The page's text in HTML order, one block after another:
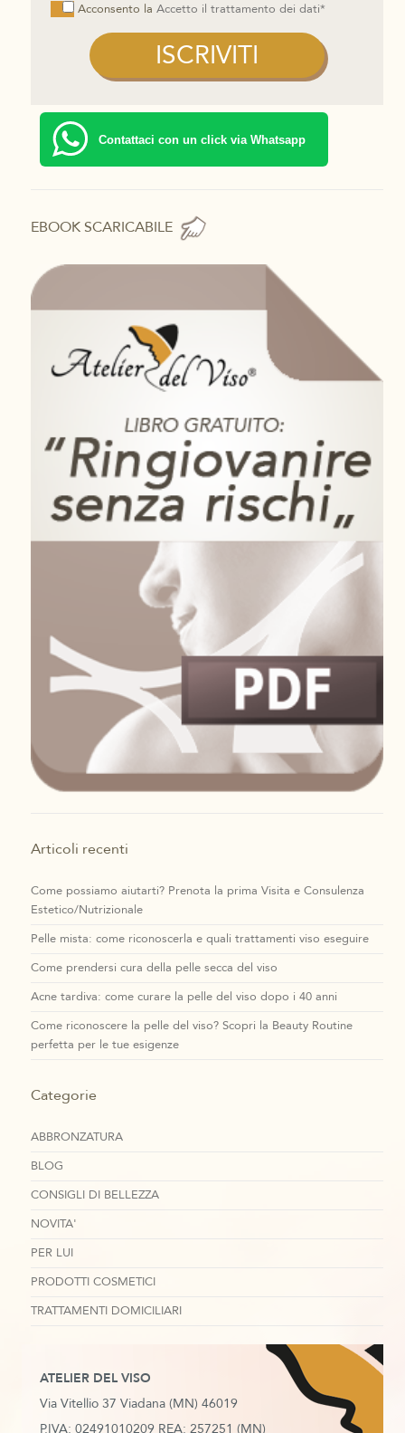
Acconsento la Accetto il trattamento dei dati*
Contattaci con un click via Whatsapp
EBOOK SCARICABILE
Articoli recenti
Come possiamo aiutarti? Prenota la prima Visita e Consulenza
Estetico/Nutrizionale
Pelle mista: come riconoscerla e quali trattamenti viso eseguire
Come prendersi cura della pelle secca del viso
Acne tardiva: come curare la pelle del viso dopo i 40 anni
Come riconoscere la pelle del viso? Scopri la Beauty Routine
perfetta per le tue esigenze
Categorie
ABBRONZATURA
BLOG
CONSIGLI DI BELLEZZA
NOVITA'
PER LUI
PRODOTTI COSMETICI
TRATTAMENTI DOMICILIARI
ATELIER DEL VISO
Via Vitellio 37 Viadana (MN) 46019
P.IVA: 02491010209 REA: 257251 (MN)